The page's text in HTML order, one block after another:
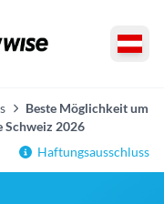
Beste Möglichkeit um
Schweiz 2026
Haftungsausschluss